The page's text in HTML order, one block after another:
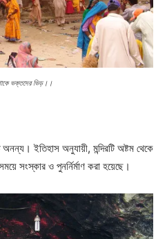
ভক্তদের ভিড়।।
ইতিহাস অনুযায়ী, মন্দিরটি অষ্টম থেকে
সংস্কার ও পুনর্নির্মাণ করা হয়েছে।